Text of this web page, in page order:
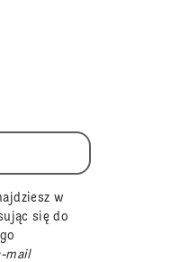
w
się do
mail